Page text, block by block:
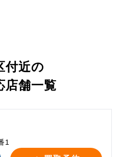
付近の
店舗一覧
1